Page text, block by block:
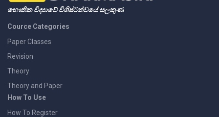
භෞතික විද්‍යාවේ විශිෂ්ටත්වයේ සලකුණ
Cource Categories
Paper Classes
Revision
Theory
Theory and Paper
How To Use
How To Register